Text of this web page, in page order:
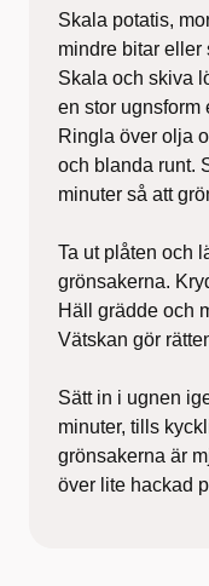
Skala potatis,
mindre bitar eller
Skala och skiva
en stor ugnsform
Ringla över olja
och blanda runt.
minuter så att
Ta ut plåten och
grönsakerna.
Häll grädde och
Vätskan gör
Sätt in i ugnen
minuter, tills
grönsakerna är
över lite hackad